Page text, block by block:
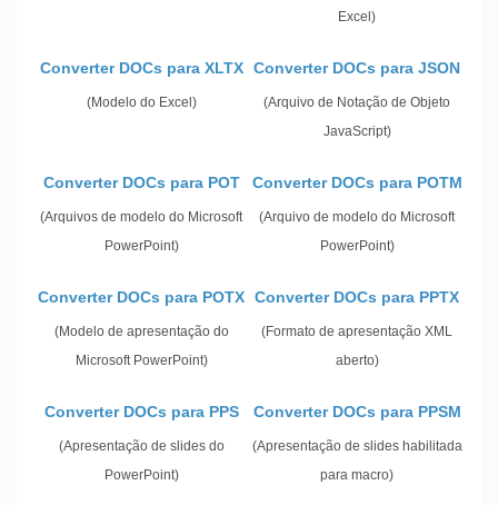
Excel)
Converter DOCs para XLTX
(Modelo do Excel)
Converter DOCs para JSON
(Arquivo de Notação de Objeto
JavaScript)
Converter DOCs para POT
(Arquivos de modelo do Microsoft
PowerPoint)
Converter DOCs para POTM
(Arquivo de modelo do Microsoft
PowerPoint)
Converter DOCs para POTX
(Modelo de apresentação do
Microsoft PowerPoint)
Converter DOCs para PPTX
(Formato de apresentação XML
aberto)
Converter DOCs para PPS
(Apresentação de slides do
PowerPoint)
Converter DOCs para PPSM
(Apresentação de slides habilitada
para macro)